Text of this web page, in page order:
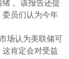
。该报告还提
员们认为今年
场认为美联储可
肯定会对受益